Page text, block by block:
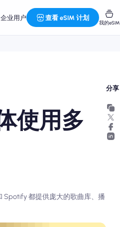
企业用户 查看 eSIM 计划
我的eSIM
使用多
Spotify 都提供庞大的歌曲库、播
分享